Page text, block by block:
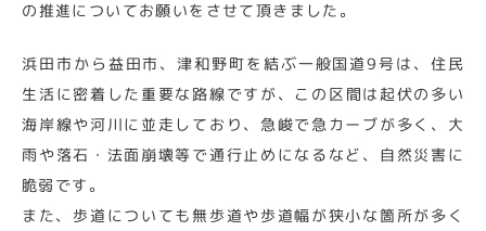
の推進についてお願いをさせて頂きました。
浜田市から益田市、津和野町を結ぶ一般国道9号は、住民
生活に密着した重要な路線ですが、この区間は起伏の多い
海岸線や河川に並走しており、急峻で急カーブが多く、大
雨や落石・法面崩壊等で通行止めになるなど、自然災害に
脆弱です。
また、歩道についても無歩道や歩道幅が狭小な箇所が多く